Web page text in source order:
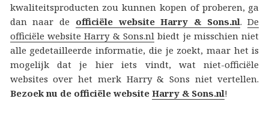
kwaliteitsproducten zou kunnen kopen of proberen, ga
dan naar de officiële website Harry & Sons.nl.De
officiële website Harry & Sons.nl biedt je misschien niet
alle gedetailleerde informatie, die je zoekt, maar het is
mogelijk dat je hier iets vindt, wat niet-officiële
websites over het merk Harry & Sons niet vertellen.
Bezoek nu de officiële website Harry & Sons.nl!